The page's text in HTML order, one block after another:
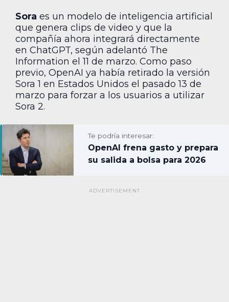
Sora es un modelo de inteligencia artificial
que genera clips de video y que la
compañía ahora integrará directamente
en ChatGPT, según adelantó The
Information el 11 de marzo. Como paso
previo, OpenAI ya había retirado la versión
Sora 1 en Estados Unidos el pasado 13 de
marzo para forzar a los usuarios a utilizar
Sora 2.
Te podría interesar:
OpenAI frena gasto y prepara
su salida a bolsa para 2026